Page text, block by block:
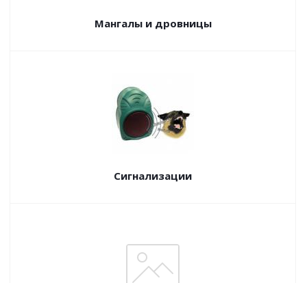
Мангалы и дровницы
Сигнализации